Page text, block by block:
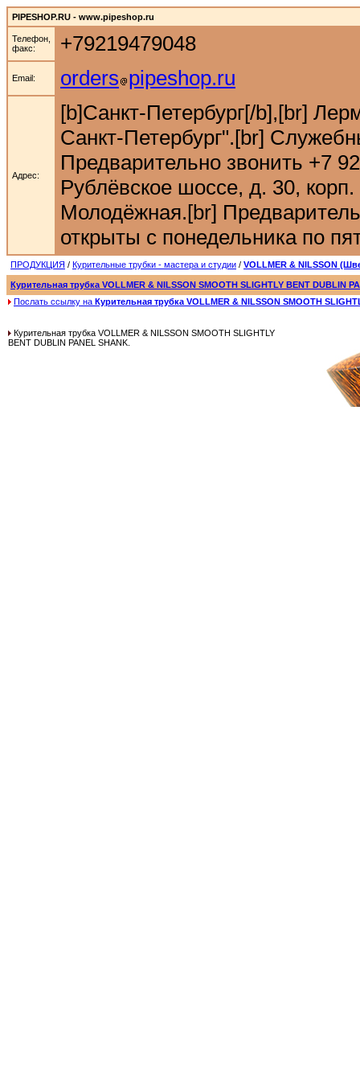
PIPESHOP.RU - www.pipeshop.ru
Телефон,
факс:
+79219479048
Email: orders pipeshop.ru
Адрес:
[b]Санкт-Петербург[/b],[br]
Санкт-Петербург".[br]
Предварительно звонить +7
Рублёвское шоссе, д. 30,
Молодёжная.[br]
открыты с понедельника по
ПРОДУКЦИЯ / Курительные трубки - мастера и студии / VOLLMER & NILSSON
Курительная трубка VOLLMER & NILSSON SMOOTH SLIGHTLY BENT DUBLIN
Послать ссылку на Курительная трубка VOLLMER & NILSSON SMOOTH
Курительная трубка VOLLMER & NILSSON SMOOTH SLIGHTLY
BENT DUBLIN PANEL SHANK.